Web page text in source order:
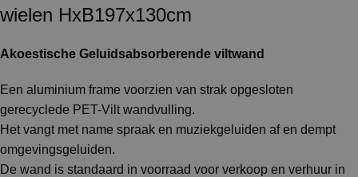
wielen HxB197x130cm
Akoestische Geluidsabsorberende viltwand
Een aluminium frame voorzien van strak opgesloten
gerecyclede PET-Vilt wandvulling.
Het vangt met name spraak en muziekgeluiden af en dempt
omgevingsgeluiden.
De wand is standaard in voorraad voor verkoop en verhuur in